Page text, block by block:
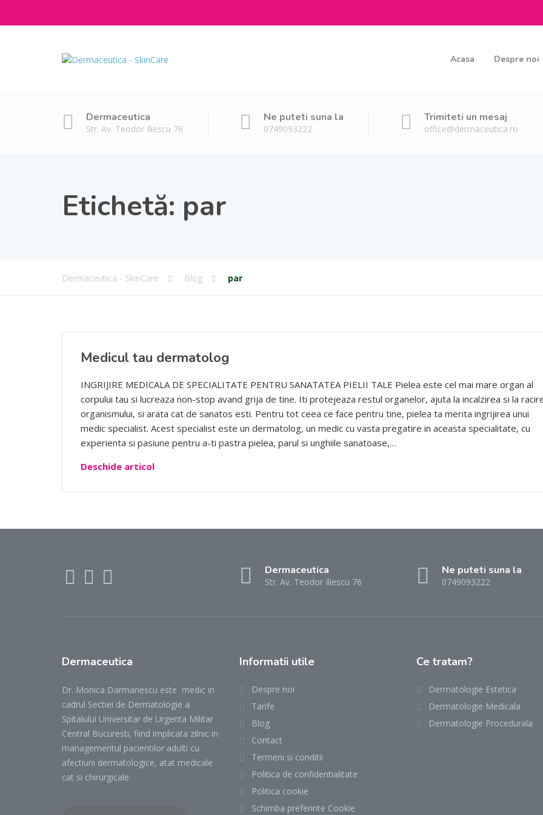
Acasa Despre noi
Dermaceutica
Str. Av. Teodor Iliescu 76
Ne puteti suna la
0749093222
Trimiteti un mesaj
office@dermaceutica.ro
Etichetă: par
Dermaceutica - SkinCare Blog par
Medicul tau dermatolog
INGRIJIRE MEDICALA DE SPECIALITATE PENTRU SANATATEA PIELII TALE Pielea este cel mai mare organ al
corpului tau si lucreaza non-stop avand grija de tine. Iti protejeaza restul organelor, ajuta la incalzirea si la
organismului, si arata cat de sanatos esti. Pentru tot ceea ce face pentru tine, pielea ta merita ingrijirea unui
medic specialist. Acest specialist este un dermatolog, un medic cu vasta pregatire in aceasta specialitate, cu
experienta si pasiune pentru a-ti pastra pielea, parul si unghiile sanatoase,…
Deschide articol
Dermaceutica
Str. Av. Teodor Iliescu 76
Ne puteti suna la
0749093222
Dermaceutica
Dr. Monica Darmanescu este medic in
cadrul Sectiei de Dermatologie a
Spitalului Universitar de Urgenta Militar
Central Bucuresti, fiind implicata zilnic in
managementul pacientilor adulti cu
afectiuni dermatologice, atat medicale
cat si chirurgicale.
Informatii utile
Despre noi
Tarife
Blog
Contact
Termeni si conditii
Politica de confidentialitate
Politica cookie
Schimba preferinte Cookie
Ce tratam?
Dermatologie Estetica
Dermatologie Medicala
Dermatologie Procedurala